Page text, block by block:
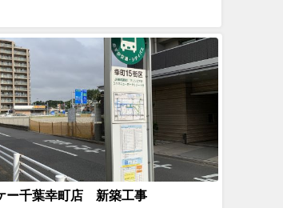
ー千葉幸町店 新築工事